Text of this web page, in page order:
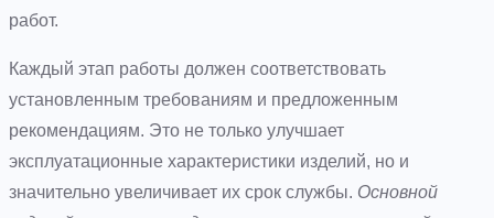
работ.
Каждый этап работы должен соответствовать
установленным требованиям и предложенным
рекомендациям. Это не только улучшает
эксплуатационные характеристики изделий, но и
значительно увеличивает их срок службы. Основной